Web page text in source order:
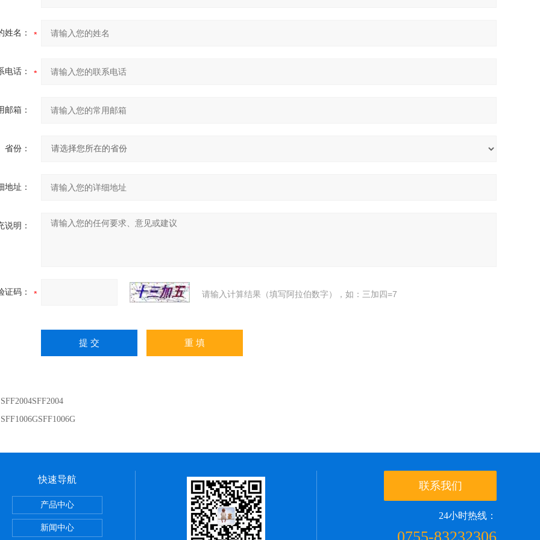
姓名：
电话：
邮箱：
省份：
地址：
说明：
证码： 请输入计算结果（填写阿拉伯数字），如：三加四=7
SFF2004SFF2004
SFF1006GSFF1006G
快速导航
产品中心
新闻中心
联系我们
24小时热线：